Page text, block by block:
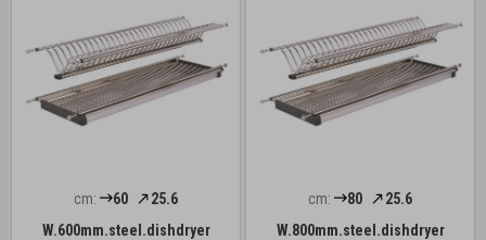
cm: 60
25.6
W.600mm.steel.dishdryer
cm: 80
25.6
W.800mm.steel.dishdryer